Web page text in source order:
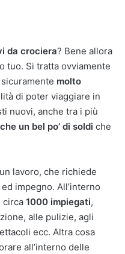
da crociera? Bene allora
tuo. Si tratta ovviamente
molto
di poter viaggiare in
nuovi, anche tra i più
un bel po’ di soldi che
lavoro, che richiede
impegno. All’interno
circa 1000 impiegati,
alle pulizie, agli
ecc. Altra cosa
all’interno delle